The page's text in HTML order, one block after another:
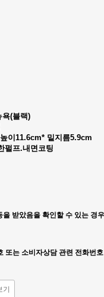
(블랙)
이11.6cm* 밑지름5.9cm
펄프.내면코팅
을 받았음을 확인할 수 있는 경
또는 소비자상담 관련 전화번호